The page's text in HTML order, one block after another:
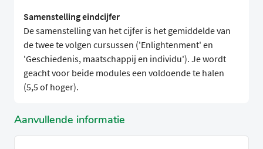
Samenstelling eindcijfer
De samenstelling van het cijfer is het gemiddelde van
de twee te volgen cursussen ('Enlightenment' en
'Geschiedenis, maatschappij en individu'). Je wordt
geacht voor beide modules een voldoende te halen
(5,5 of hoger).
Aanvullende informatie